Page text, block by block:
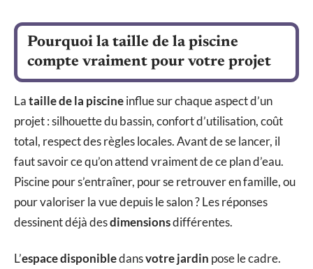
Pourquoi la taille de la piscine
compte vraiment pour votre projet
Lataille de la piscineinflue sur chaque aspect d’un
projet : silhouette du bassin, confort d’utilisation, coût
total, respect des règles locales. Avant de se lancer, il
faut savoir ce qu’on attend vraiment de ce plan d’eau.
Piscine pour s’entraîner, pour se retrouver en famille, ou
pour valoriser la vue depuis le salon ? Les réponses
dessinent déjà desdimensionsdifférentes.
L’espace disponibledansvotre jardin pose le cadre.